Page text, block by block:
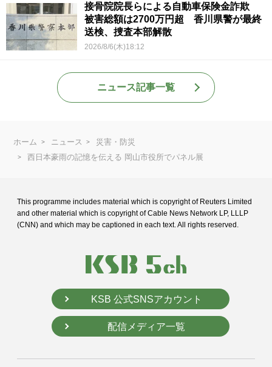
接骨院院長らによる自動車保険金詐欺
被害総額は2700万円超 香川県警が最終
送検、捜査本部解散
2026/8/6(木)18:12
ニュース記事一覧
ホーム ニュース
災害・防災
西日本豪雨の記憶を伝える 岡山市役所でパネル展
This programme includes material which is copyright of Reuters Limited
and other material which is copyright of Cable News Network LP, LLLP
(CNN) and which may be captioned in each text. All rights reserved.
KSB 公式SNSアカウント
配信メディア一覧